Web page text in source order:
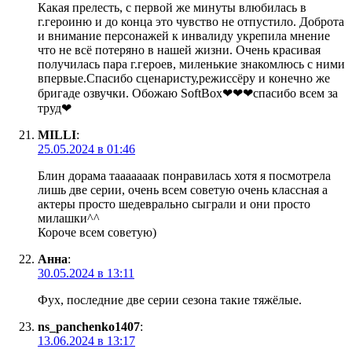
Какая прелесть, с первой же минуты влюбилась в
г.героиню и до конца это чувство не отпустило. Доброта
и внимание персонажей к инвалиду укрепила мнение
что не всë потеряно в нашей жизни. Очень красивая
получилась пара г.героев, миленькие знакомлюсь с ними
впервые.Спасибо сценаристу,режиссëру и конечно же
бригаде озвучки. Обожаю SoftBox❤❤❤спасибо всем за
труд❤
MILLI:
25.05.2024 в 01:46
Блин дорама тааааааак понравилась хотя я посмотрела
лишь две серии, очень всем советую очень классная а
актеры просто шедеврально сыграли и они просто
милашки^^
Короче всем советую)
Анна:
30.05.2024 в 13:11
Фух, последние две серии сезона такие тяжёлые.
ns_panchenko1407:
13.06.2024 в 13:17